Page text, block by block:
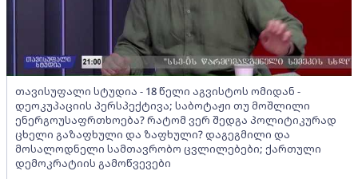
თავისუფალი სტუდია - 18 წელი აგვისტოს ომიდან -
დეოკუპაციის პერსპექტივა; საბოტაჟი თუ მოშლილი
ენერგოუსაფრთხოება? რატომ ვერ შედგა პოლიტიკურად
ცხელი გაზაფხული და ზაფხული? დაგეგმილი და
მოსალოდნელი სამთავრობო ცვლილებები; ქართული
დემოკრატიის გამოწვევები